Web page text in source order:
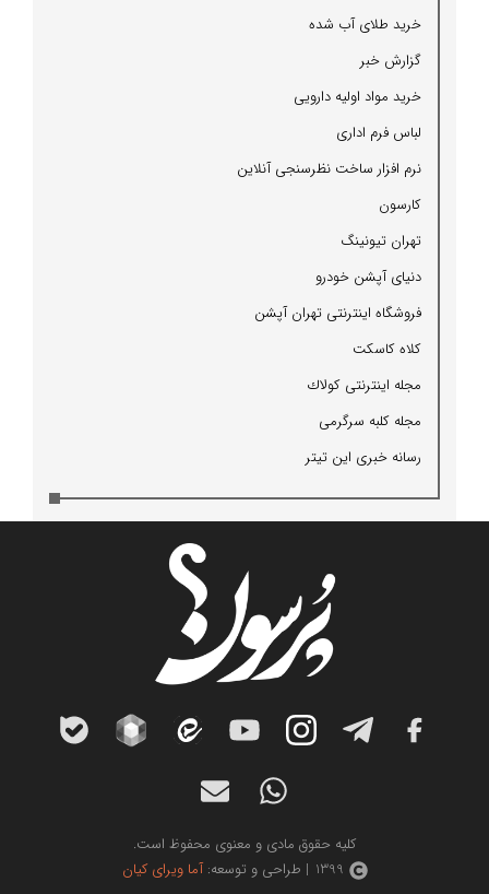
خرید طلای آب شده
گزارش خبر
خرید مواد اولیه دارویی
لباس فرم اداری
نرم افزار ساخت نظرسنجی آنلاین
كارسون
تهران تیونینگ
دنیای آپشن خودرو
فروشگاه اینترنتی تهران آپشن
كلاه كاسكت
مجله اینترنتی كولاك
مجله كلبه سرگرمی
رسانه خبری این تیتر
کلیه حقوق مادی و معنوی محفوظ است.
1399 | طراحی و توسعه:
آما ویرای کیان